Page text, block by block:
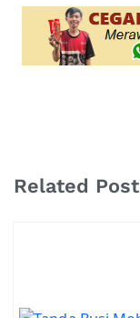
Related Post